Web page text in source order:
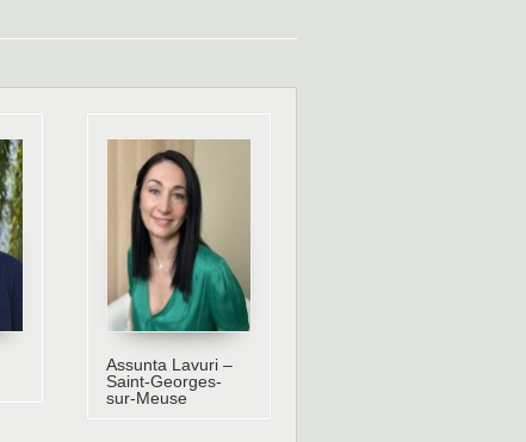
Assunta Lavuri –
Saint-Georges-
sur-Meuse